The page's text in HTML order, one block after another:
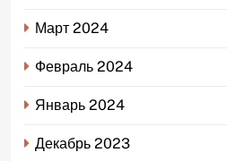
Март 2024
Февраль 2024
Январь 2024
Декабрь 2023